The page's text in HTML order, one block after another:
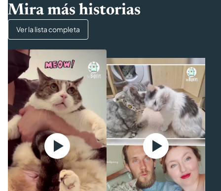
Mira más historias
Ver la lista completa